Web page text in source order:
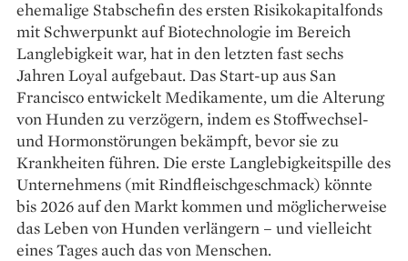
ehemalige Stabschefin des ersten Risikokapitalfonds
mit Schwerpunkt auf Biotechnologie im Bereich
Langlebigkeit war, hat in den letzten fast sechs
Jahren Loyal aufgebaut. Das Start-up aus San
Francisco entwickelt Medikamente, um die Alterung
von Hunden zu verzögern, indem es Stoffwechsel-
und Hormonstörungen bekämpft, bevor sie zu
Krankheiten führen. Die erste Langlebigkeitspille des
Unternehmens (mit Rindfleischgeschmack) könnte
bis 2026 auf den Markt kommen und möglicherweise
das Leben von Hunden verlängern – und vielleicht
eines Tages auch das von Menschen.